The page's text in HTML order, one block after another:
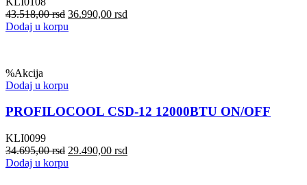
43.518,00rsd 36.990,00 rsd
Dodaj u korpu
%Akcija
Dodaj u korpu
PROFILOCOOL CSD-12 12000BTU ON/OFF
KLI0099
34.695,00rsd 29.490,00 rsd
Dodaj u korpu